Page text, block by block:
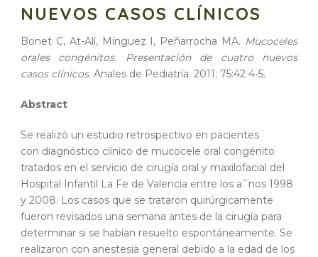
NUEVOS CASOS CLÍNICOS
Bonet C, At-Alí, Mínguez I, Peñarrocha MA. Mucoceles
orales congénitos. Presentación de cuatro nuevos
casos clínicos. Anales de Pediatría. 2011; 75:42 4-5.
Abstract
Se realizó un estudio retrospectivo en pacientes
con diagnóstico clínico de mucocele oral congénito
tratados en el servicio de cirugía oral y maxilofacial del
Hospital Infantil La Fe de Valencia entre los a˜nos 1998
y 2008. Los casos que se trataron quirúrgicamente
fueron revisados una semana antes de la cirugía para
determinar si se habían resuelto espontáneamente. Se
realizaron con anestesia general debido a la edad de los